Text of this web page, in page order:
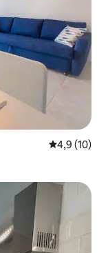
Средна
4,9 (10)